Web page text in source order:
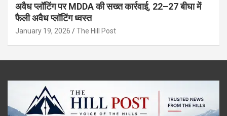
अवैध प्लॉटिंग पर MDDA की सख्त कार्रवाई, 22–27 बीघा में
फैली अवैध प्लॉटिंग ध्वस्त
January 19, 2026 The Hill Post